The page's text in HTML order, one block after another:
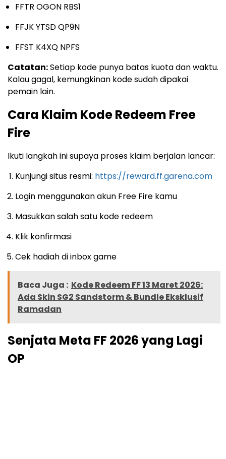
FFTR OGON RBS1
FFJK YTSD QP9N
FFST K4XQ NPFS
Catatan:Setiap kode punya batas kuota dan waktu.
Kalau gagal, kemungkinan kode sudah dipakai
pemain lain.
Cara Klaim Kode Redeem Free
Fire
Ikuti langkah ini supaya proses klaim berjalan lancar:
Kunjungi situs resmi: https://reward.ff.garena.com
Login menggunakan akun Free Fire kamu
Masukkan salah satu kode redeem
Klik konfirmasi
Cek hadiah di inbox game
Baca Juga : Kode Redeem FF 13 Maret 2026:
Ada Skin SG2 Sandstorm & Bundle Eksklusif
Ramadan
Senjata Meta FF 2026 yang Lagi
OP